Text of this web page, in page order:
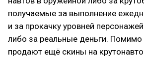
получаемые за выполнение
и за прокачку уровней
либо за реальные деньги. Помимо
продают ещё скины на